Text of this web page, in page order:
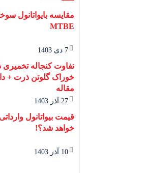
مقایسه بایواتانول
MTBE
7 دی 1403
تفاوت کنجاله
خوراک گلوتن ذرت +
مقاله
27 آذر 1403
قیمت بیواتانول
خواهد شد؟!
10 آذر 1403